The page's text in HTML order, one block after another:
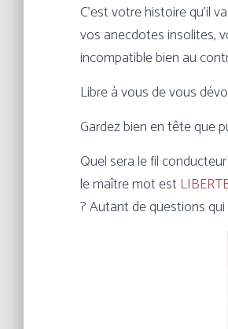
C’est votre histoire qu’il
vos anecdotes insolites,
incompatible bien au
Libre à vous de vous
Gardez bien en tête que
Quel sera le fil
le maître mot est
? Autant de questions